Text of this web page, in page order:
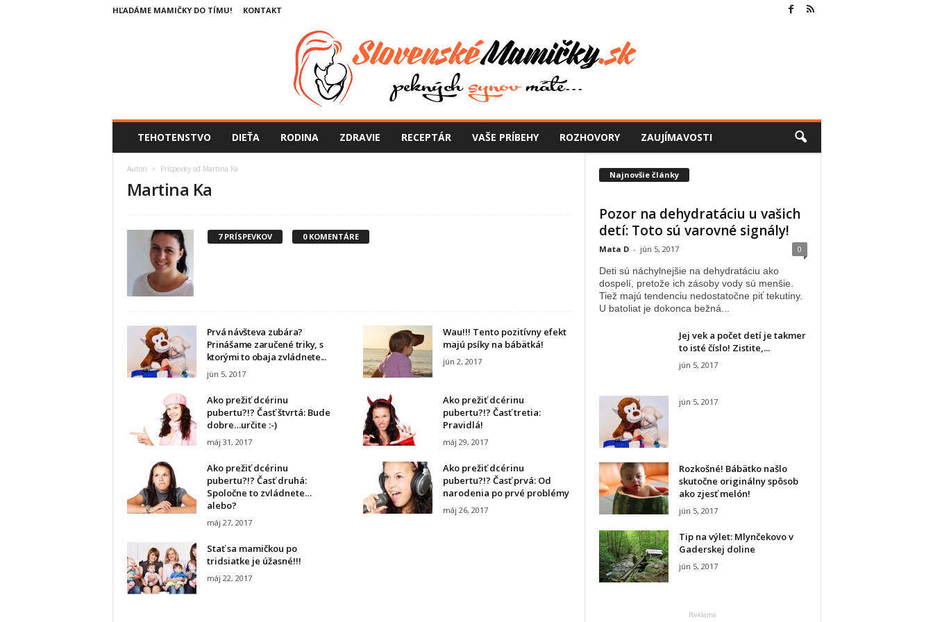
HĽADÁME MAMIČKY DO TÍMU! KONTAKT
TEHOTENSTVO DIEŤA RODINA ZDRAVIE RECEPTÁR VAŠE PRÍBEHY ROZHOVORY ZAUJÍMAVOSTI
Autori Príspevky od Martina Ka
Martina Ka
7 PRÍSPEVKOV 0 KOMENTÁRE
Prvá návšteva zubára?
Prinášame zaručené triky, s
ktorými to obaja zvládnete...
jún 5, 2017
Wau!!! Tento pozitívny efekt
majú psíky na bábätká!
jún 2, 2017
Ako prežiť dcérinu
pubertu?!? Časť štvrtá: Bude
dobre…určite :-)
máj 31, 2017
Ako prežiť dcérinu
pubertu?!? Časť tretia:
Pravidlá!
máj 29, 2017
Ako prežiť dcérinu
pubertu?!? Časť druhá:
Spoločne to zvládnete…
alebo?
máj 27, 2017
Ako prežiť dcérinu
pubertu?!? Časť prvá: Od
narodenia po prvé problémy
máj 26, 2017
Stať sa mamičkou po
tridsiatke je úžasné!!!
máj 22, 2017
Najnovšie články
Pozor na dehydratáciu u vašich
detí: Toto sú varovné signály!
Mata D - jún 5, 2017 0
Deti sú náchylnejšie na dehydratáciu ako
dospelí, pretože ich zásoby vody sú menšie.
Tiež majú tendenciu nedostatočne piť tekutiny.
U batoliat je dokonca bežná...
Jej vek a počet detí je takmer
to isté číslo! Zistite,...
jún 5, 2017
jún 5, 2017
Rozkošné! Bábätko našlo
skutočne originálny spôsob
ako zjesť melón!
jún 5, 2017
Tip na výlet: Mlynčekovo v
Gaderskej doline
jún 5, 2017
Reklama